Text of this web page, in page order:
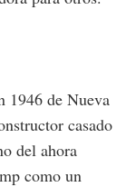
1946 de Nueva
casado
del ahora
como un